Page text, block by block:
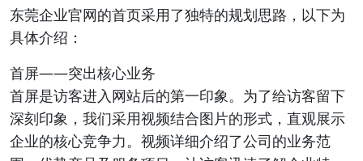
东莞企业官网的首页采用了独特的规划思路，以下为
具体介绍：
首屏——突出核心业务
首屏是访客进入网站后的第一印象。为了给访客留下
深刻印象，我们采用视频结合图片的形式，直观展示
企业的核心竞争力。视频详细介绍了公司的业务范